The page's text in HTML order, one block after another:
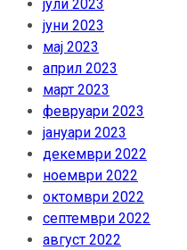
јули 2023
јуни 2023
мај 2023
април 2023
март 2023
февруари 2023
јануари 2023
декември 2022
ноември 2022
октомври 2022
септември 2022
август 2022